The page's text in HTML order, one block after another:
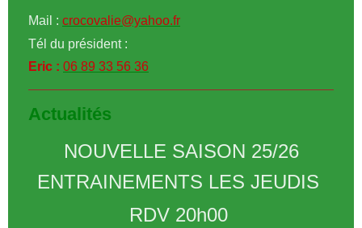
Mail : crocovalie@yahoo.fr
Tél du président :
Eric : 06 89 33 56 36
Actualités
NOUVELLE SAISON 25/26
ENTRAINEMENTS LES JEUDIS
RDV 20h00